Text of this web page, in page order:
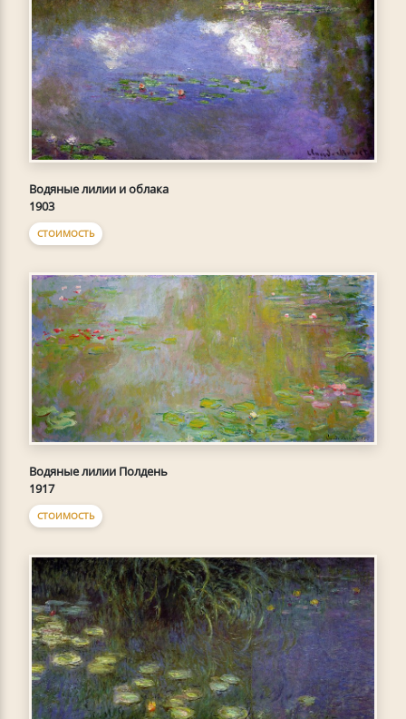
Водяные лилии и облака
1903
СТОИМОСТЬ
Водяные лилии Полдень
1917
СТОИМОСТЬ